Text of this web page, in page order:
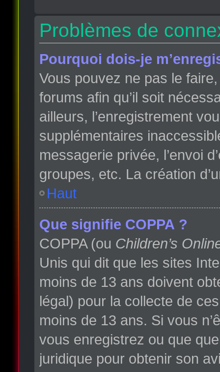
Problèmes de
Pourquoi dois-je
Vous pouvez ne pas le
forums afin qu’il soit
ailleurs, l’enregistrement
supplémentaires
messagerie privée, l’envoi
groupes, etc. La création
Haut
Que signifie COPPA ?
COPPA (ou Children’s
Unis qui dit que les sites
moins de 13 ans doivent
légal) pour la collecte de
moins de 13 ans. Si vous
vous enregistrez ou que
juridique pour obtenir son